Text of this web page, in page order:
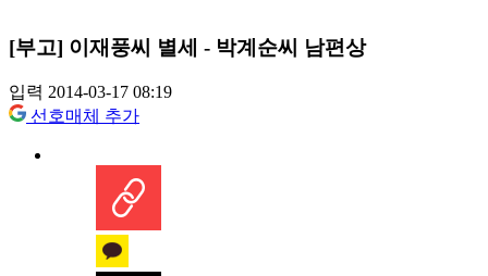
[부고] 이재풍씨 별세 - 박계순씨 남편상
입력 2014-03-17 08:19
선호매체 추가